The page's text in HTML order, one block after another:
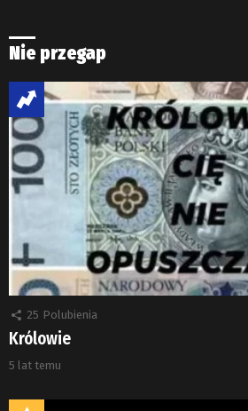
Nie przegap
25 Polubienia
Królowie
5 lat temu